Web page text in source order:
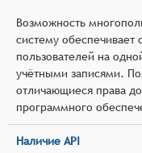
Возможность
систему обеспечивает
пользователей на
учётными записями.
отличающиеся права
программного
Наличие API